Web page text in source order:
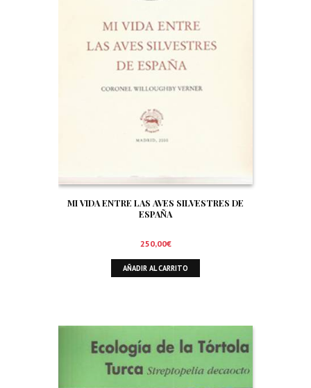
MI VIDA ENTRE LAS AVES SILVESTRES DE
ESPAÑA
250,00€
AÑADIR AL CARRITO